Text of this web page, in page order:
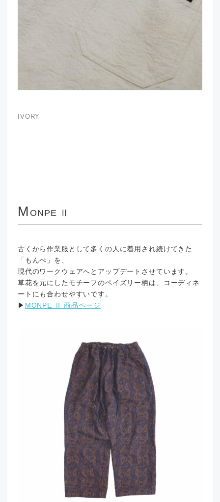
IVORY
M ONPE Ⅱ
古くから作業服として多くの人に着用され続けてきた
「もんぺ」を、
現代のワークウェアへとアップデートさせています。
草花を元にしたモチーフのペイズリー柄は、コーディネ
ートにも合わせやすいです。
▶︎ MONPE Ⅱ 商品ページ